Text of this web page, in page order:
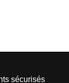
sécurisés